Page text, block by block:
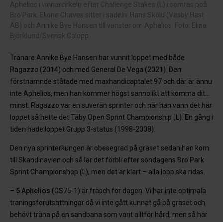
Aphelios i vinnarcirkeln efter Challenge Stakes (L) i somras poå
Bro Park. Elione Chaves sitter i sadeln. Hans Sköld (Väsby Häst
AB) och Annike Bye Hansen till vänster om Aphelios. Foto: Elina
Björklund/Svensk Galopp
Tränare Annike Bye Hansen har vunnit loppet med både
Ragazzo (2014) och med General De Vega (2021). Den
förstnämnde ståtade med maxhandicaptalet 97 och där är ännu
inte Aphelios, men han kommer högst sannolikt att komma dit…
minst. Ragazzo var en suverän sprinter och när han vann det här
loppet så hette det Täby Open Sprint Championship (L). En gång i
tiden hade loppet Grupp 3-status (1998-2008).
Den nya sprinterkungen är obesegrad på gräset sedan han kom
till Skandinavien och så lär det förbli efter söndagens Bro Park
Sprint Championshop (L), men det är klart – alla lopp ska ridas.
– 5 Aphelios (GS75-1) är fräsch för dagen. Vi har inte optimala
träningsförutsättningar då vi inte gått kunnat gå på gräset och
behövt träna på en sandbana som varit alltför hård, men så här